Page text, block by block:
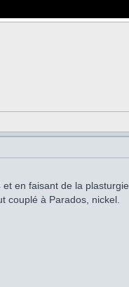
en faisant de la plasturgie.
couplé à Parados, nickel.